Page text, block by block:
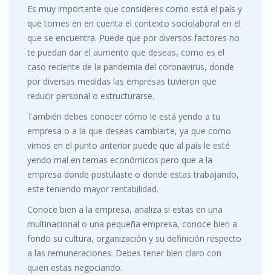
Es muy importante que consideres como está el país y
que tomes en en cuenta el contexto sociolaboral en el
que se encuentra. Puede que por diversos factores no
te puedan dar el aumento que deseas, como es el
caso reciente de la pandemia del coronavirus, donde
por diversas medidas las empresas tuvieron que
reducir personal o estructurarse.
También debes conocer cómo le está yendo a tu
empresa o a la que deseas cambiarte, ya que como
vimos en el punto anterior puede que al país le esté
yendo mal en temas económicos pero que a la
empresa donde postulaste o donde estas trabajando,
este teniendo mayor rentabilidad.
Conoce bien a la empresa, analiza si estas en una
multinacional o una pequeña empresa, conoce bien a
fondo su cultura, organización y su definición respecto
a las remuneraciones. Debes tener bien claro con
quien estas negociando.